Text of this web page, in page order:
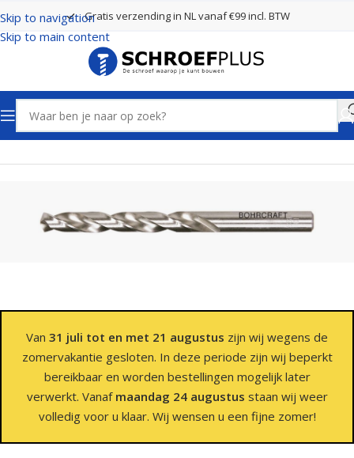
Skip to navigation
Skip to main content
Gratis verzending in NL vanaf €99 incl. BTW
Home Boren Spiraalboren
Van 31 juli tot en met 21 augustus zijn wij wegens de
zomervakantie gesloten. In deze periode zijn wij beperkt
bereikbaar en worden bestellingen mogelijk later
verwerkt. Vanaf maandag 24 augustus staan wij weer
volledig voor u klaar. Wij wensen u een fijne zomer!